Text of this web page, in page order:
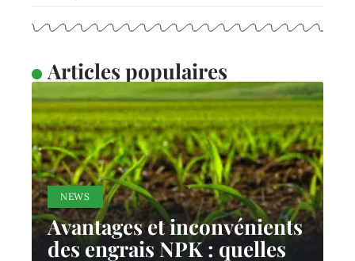
Articles populaires
NEWS
Avantages et inconvénients
des engrais NPK : quelles